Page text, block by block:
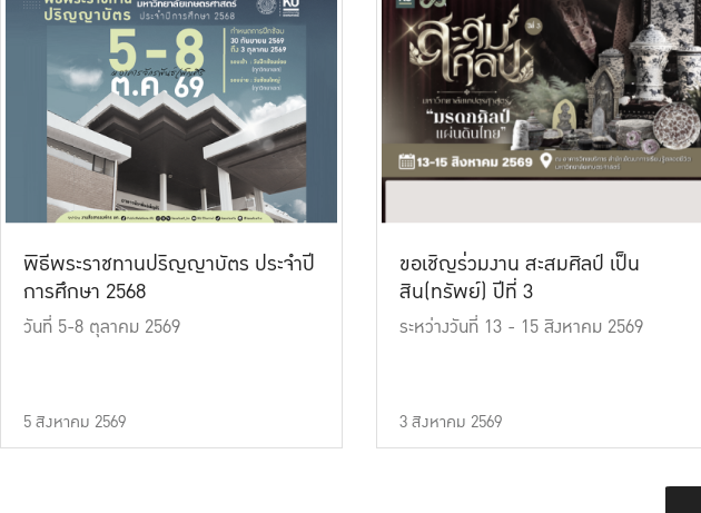
พิธีพระราชทานปริญญาบัตร ประจำปี
การศึกษา 2568
วันที่ 5-8 ตุลาคม 2569
5 สิงหาคม 2569
ขอเชิญร่วมงาน สะสมศิลป์ เป็น
สิน(ทรัพย์) ปีที่ 3
ระหว่างวันที่ 13 - 15 สิงหาคม 2569
3 สิงหาคม 2569